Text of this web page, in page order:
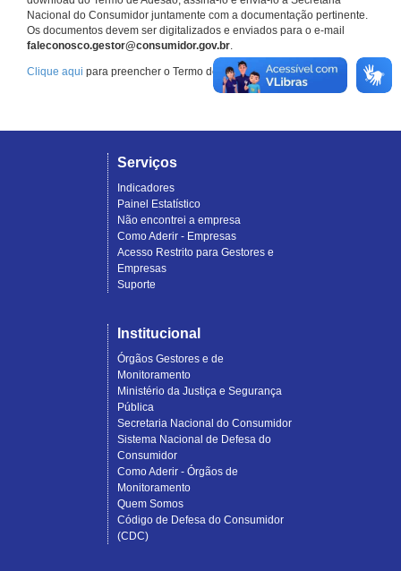
Nacional do Consumidor juntamente com a documentação pertinente.
Os documentos devem ser digitalizados e enviados para o e-mail
faleconosco.gestor@consumidor.gov.br.
Clique aqui para preencher o Termo de Adesão.
Serviços
Indicadores
Painel Estatístico
Não encontrei a empresa
Como Aderir - Empresas
Acesso Restrito para Gestores e
Empresas
Suporte
Institucional
Órgãos Gestores e de
Monitoramento
Ministério da Justiça e Segurança
Pública
Secretaria Nacional do Consumidor
Sistema Nacional de Defesa do
Consumidor
Como Aderir - Órgãos de
Monitoramento
Quem Somos
Código de Defesa do Consumidor
(CDC)